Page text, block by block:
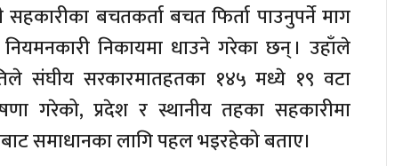
बचतकर्ता बचत फिर्ता पाउनुपर्ने माग
निकायमा धाउने गरेका छन् । उहाँले
संघीय सरकारमातहतका १४५ मध्ये १९ वटा
गरेको, प्रदेश र स्थानीय तहका सहकारीमा
समाधानका लागि पहल भइरहेको बताए।